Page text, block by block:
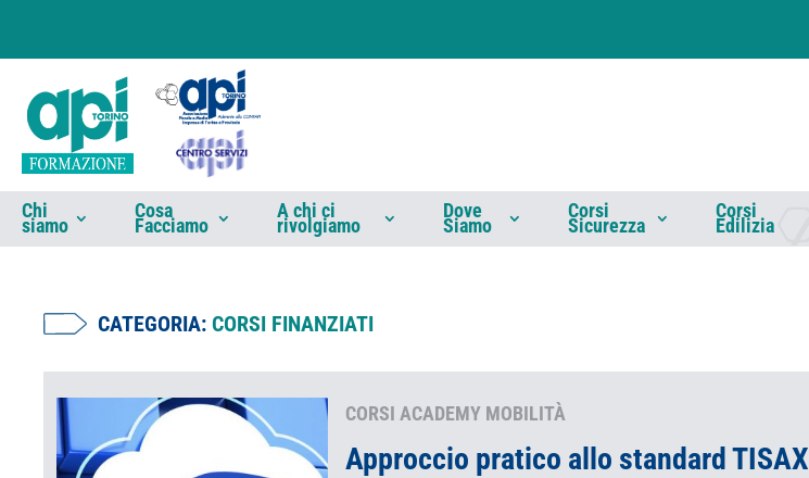
Chi
siamo
Cosa
Facciamo
A chi ci
rivolgiamo
Dove
Siamo
Corsi
Sicurezza
Corsi
Edilizia
CATEGORIA: CORSI FINANZIATI
CORSI ACADEMY MOBILITÀ
Approccio pratico allo standard TISAX